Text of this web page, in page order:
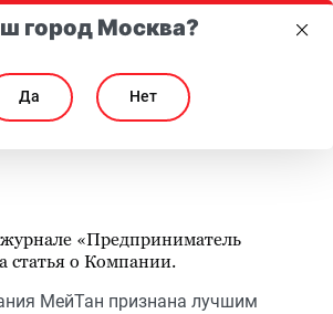
завод по повышению уровня эндорфинов
«Предприниматель
статья о Компании.
МейТан признана лучшим
город Москва?
Да Нет